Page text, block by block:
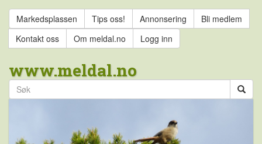
Markedsplassen Tips oss! Annonsering
Bli medlem
Kontakt oss
Om meldal.no Logg inn
www.meldal.no